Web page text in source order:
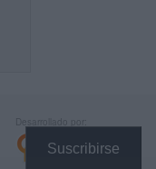
Suscribirse